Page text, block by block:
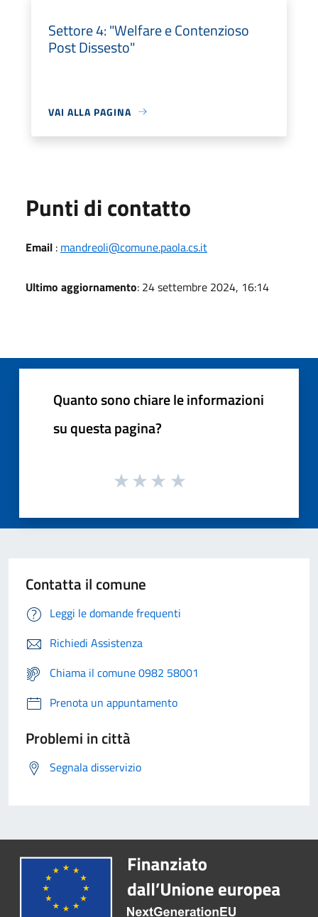
Settore 4: "Welfare e Contenzioso
Post Dissesto"
VAI ALLA PAGINA
Punti di contatto
Email : mandreoli@comune.paola.cs.it
Ultimo aggiornamento: 24 settembre 2024, 16:14
Quanto sono chiare le informazioni
su questa pagina?
Contatta il comune
Leggi le domande frequenti
Richiedi Assistenza
Chiama il comune 0982 58001
Prenota un appuntamento
Problemi in città
Segnala disservizio